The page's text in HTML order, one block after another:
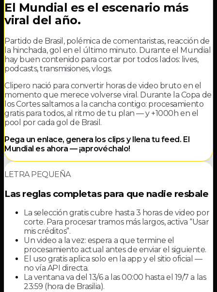
El Mundial es el escenario más
viral del año.
Partido de Brasil, polémica de comentaristas, reacción de
la hinchada, gol en el último minuto. Durante el Mundial
hay buen contenido para cortar por todos lados: lives,
podcasts, transmisiones, vlogs.
Clipero nació para convertir horas de video bruto en el
momento que merece volverse viral. Durante la Copa de
los Cortes saltamos a la cancha contigo: procesamiento
gratis para todos, al ritmo de tu plan — y +1000h en el
pool por cada gol de Brasil.
Pega un enlace, genera los clips y llena tu feed. El
Mundial es ahora — ¡aprovéchalo!
LETRA PEQUEÑA
Las reglas completas para que nadie resbale
La selección gratis cubre hasta 3 horas de video por
corte. Para procesar tramos más largos, activa “Usar
mis créditos”.
Un video a la vez: espera a que termine el
procesamiento actual antes de enviar el siguiente.
El uso gratis aplica solo en la app y el sitio oficial —
no vía API directa.
La ventana va del 13/6 a las 00:00 hasta el 19/7 a las
23:59 (hora de Brasilia).